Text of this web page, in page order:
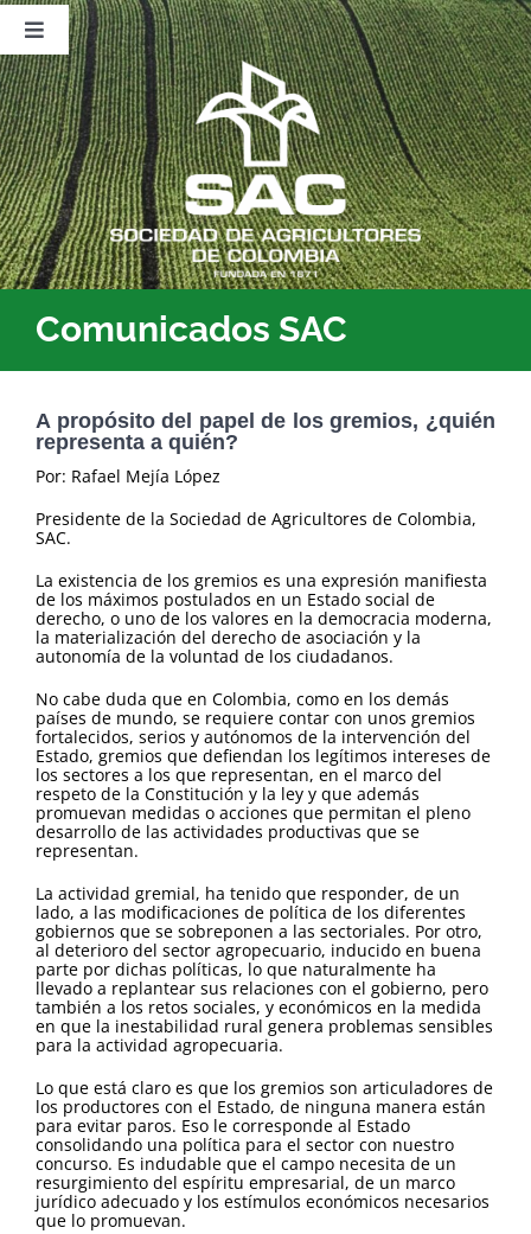
Saltar
contenido
Toggle
Navigation
Nosotros
Publicaciones
Sala de Prensa
Eventos
Comunicados SAC
A propósito del papel de los gremios, ¿quién
representa a quién?
Por: Rafael Mejía López
Presidente de la Sociedad de Agricultores de Colombia,
SAC.
La existencia de los gremios es una expresión manifiesta
de los máximos postulados en un Estado social de
derecho, o uno de los valores en la democracia moderna,
la materialización del derecho de asociación y la
autonomía de la voluntad de los ciudadanos.
No cabe duda que en Colombia, como en los demás
países de mundo, se requiere contar con unos gremios
fortalecidos, serios y autónomos de la intervención del
Estado, gremios que defiendan los legítimos intereses de
los sectores a los que representan, en el marco del
respeto de la Constitución y la ley y que además
promuevan medidas o acciones que permitan el pleno
desarrollo de las actividades productivas que se
representan.
La actividad gremial, ha tenido que responder, de un
lado, a las modificaciones de política de los diferentes
gobiernos que se sobreponen a las sectoriales. Por otro,
al deterioro del sector agropecuario, inducido en buena
parte por dichas políticas, lo que naturalmente ha
llevado a replantear sus relaciones con el gobierno, pero
también a los retos sociales, y económicos en la medida
en que la inestabilidad rural genera problemas sensibles
para la actividad agropecuaria.
Lo que está claro es que los gremios son articuladores de
los productores con el Estado, de ninguna manera están
para evitar paros. Eso le corresponde al Estado
consolidando una política para el sector con nuestro
concurso. Es indudable que el campo necesita de un
resurgimiento del espíritu empresarial, de un marco
jurídico adecuado y los estímulos económicos necesarios
que lo promuevan.